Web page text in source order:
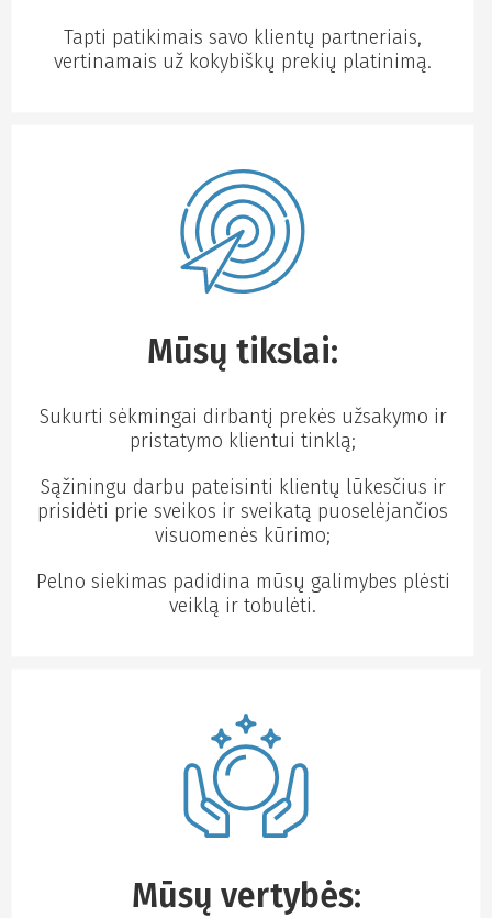
Tapti patikimais savo klientų partneriais,
vertinamais už kokybiškų prekių platinimą.
Mūsų tikslai:
Sukurti sėkmingai dirbantį prekės užsakymo ir
pristatymo klientui tinklą;
Sąžiningu darbu pateisinti klientų lūkesčius ir
prisidėti prie sveikos ir sveikatą puoselėjančios
visuomenės kūrimo;
Pelno siekimas padidina mūsų galimybes plėsti
veiklą ir tobulėti.
Mūsų vertybės: